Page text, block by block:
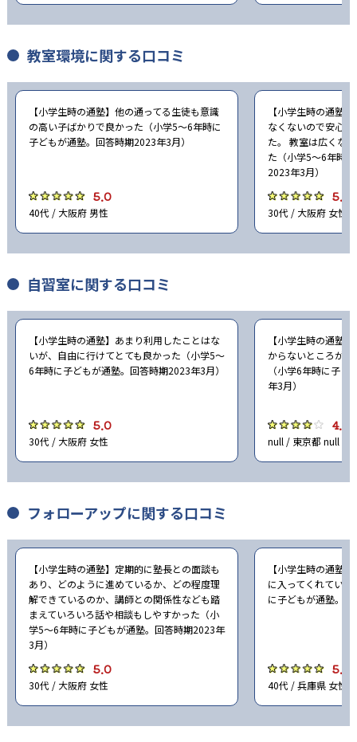
関西大学第一中学校 -
常翔学園中学校 -
常翔啓光学園中学校 - -
大阪星光学院中学校 - 高槻中学校 -
清風中学校 -
同志社香里中学校
帝塚山学院泉ヶ丘中学校 -
大阪女学院中学校 -
賢明学院中学校 - 大谷中学校
灘中学校 - 甲陽学院中学校
甲南中学校 -
白陵中学校 - 三田学園中学校 -
滝川中学校 - 神戸女学院中学部
神戸山手女子中学校 - 親和中学校 -
啓明学院中学校 - 夙川中学校 -
須磨学園中学校 - 神戸龍谷中学校
奈良女子大学附属中等教育学校
教室環境に関する口コミ
【小学生時の通塾】他の通ってる生徒も意識
の高い子ばかりで良かった（小学5〜6年時に
子どもが通塾。回答時期2023年3月）
5.0
40代 / 大阪府 男性
【小学生時の通塾
なくないので安心
た。 教室は広くな
た（小学5〜6年時
2023年3月）
5.0
30代 / 大阪府 女性
自習室に関する口コミ
【小学生時の通塾】あまり利用したことはな
いが、自由に行けてとても良かった（小学5〜
6年時に子どもが通塾。回答時期2023年3月）
5.0
30代 / 大阪府 女性
【小学生時の通塾
からないところが
（小学6年時に子
年3月）
4.0
null / 東京都 null
フォローアップに関する口コミ
【小学生時の通塾】定期的に塾長との面談も
あり、どのように進めているか、どの程度理
解できているのか、講師との関係性なども踏
まえていろいろ話や相談もしやすかった（小
学5〜6年時に子どもが通塾。回答時期2023年
3月）
5.0
30代 / 大阪府 女性
【小学生時の通塾
に入ってくれてい
に子どもが通塾。
5.0
40代 / 兵庫県 女性